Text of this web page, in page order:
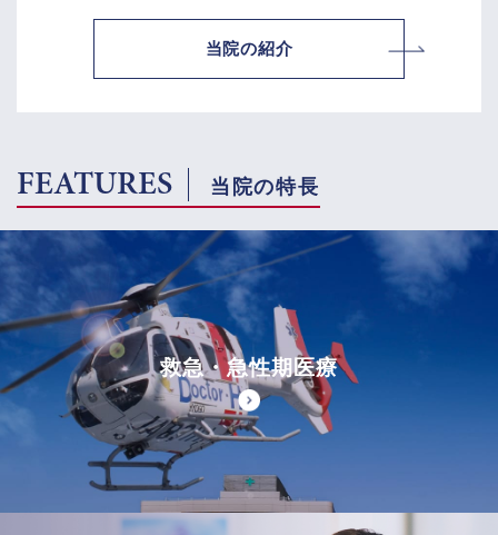
当院の紹介
FEATURES 当院の特長
救急・急性期医療